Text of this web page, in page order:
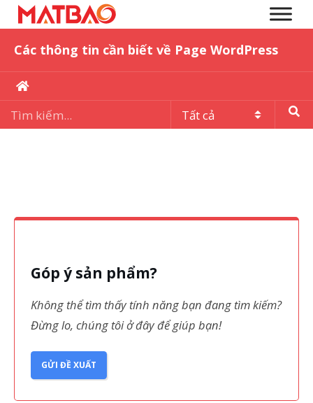
Các thông tin cần biết về Page WordPress
Góp ý sản phẩm?
Không thể tìm thấy tính năng bạn đang tìm kiếm?
Đừng lo, chúng tôi ở đây để giúp bạn!
GỬI ĐỀ XUẤT